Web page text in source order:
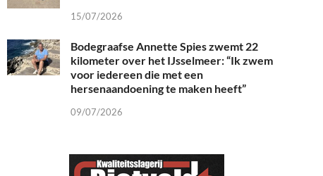
15/07/2026
Bodegraafse Annette Spies zwemt 22
kilometer over het IJsselmeer: “Ik zwem
voor iedereen die met een
hersenaandoening te maken heeft”
09/07/2026